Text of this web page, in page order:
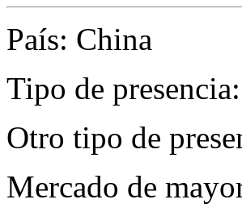
País: China
Tipo de
Otro tipo de
Mercado de